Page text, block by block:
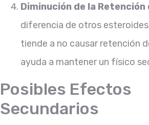
Diminución de la Retención
diferencia de otros
tiende a no causar retención
ayuda a mantener un físico
Posibles Efectos
Secundarios